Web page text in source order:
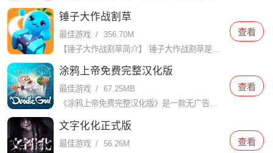
锤子大作战割草
最佳游戏 /
356.70M
【锤子大作战割草简介】 锤子大作战割草是一款集休闲与竞技于一体的动作冒险游戏。玩家将扮演一名勇敢的战士，手持巨锤，在广阔的草地上与无尽的敌人展开激战。游戏以独特的割草玩法为核心，让玩家在享受战斗快感的
查看
涂鸦上帝免费完整汉化版
最佳游戏 / 67.25MB
《涂鸦上帝免费完整汉化版》是一款无广告的手游，玩家可以化身上帝创造自己的世界。涂鸦可以是任何形状，可以是简单的线条，也可以是复杂的图案。涂鸦可以代表不同的物品和建筑，比如草地、树木、山脉、城堡等等。游
查看
文字化化正式版
最佳游戏 / 56.26M 查看